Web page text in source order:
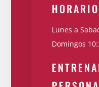
Lunes a
Domingos